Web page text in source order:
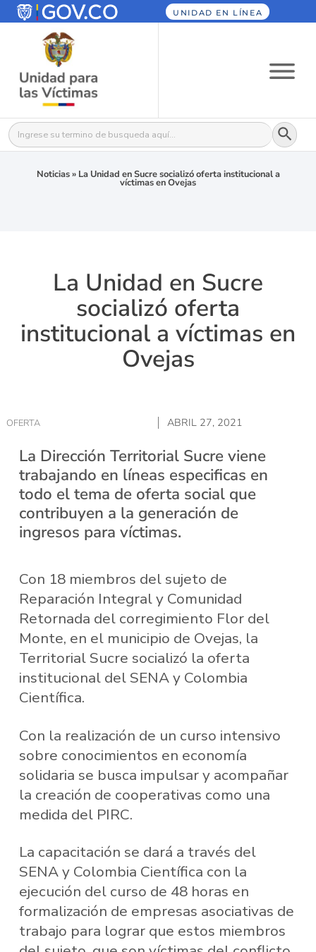
UNIDAD EN LÍNEA
Buscar: Botón
Noticias» La Unidad en Sucre socializó oferta institucional a
víctimas en Ovejas
La Unidad en Sucre
socializó oferta
institucional a víctimas en
Ovejas
OFERTA ABRIL 27, 2021
La Dirección Territorial Sucre viene
trabajando en líneas especificas en
todo el tema de oferta social que
contribuyen a la generación de
ingresos para víctimas.
Con 18 miembros del sujeto de
Reparación Integral y Comunidad
Retornada del corregimiento Flor del
Monte, en el municipio de Ovejas, la
Territorial Sucre socializó la oferta
institucional del SENA y Colombia
Científica.
Con la realización de un curso intensivo
sobre conocimientos en economía
solidaria se busca impulsar y acompañar
la creación de cooperativas como una
medida del PIRC.
La capacitación se dará a través del
SENA y Colombia Científica con la
ejecución del curso de 48 horas en
formalización de empresas asociativas de
trabajo para lograr que estos miembros